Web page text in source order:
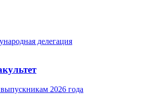
делегация
2026 года